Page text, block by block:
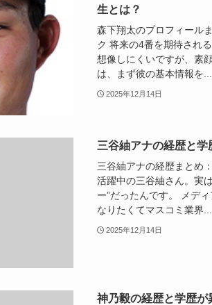
生とは？
森下翔太のプロフィール
ク 将来の4番を期待され
想像しにくいですが、素
は、まず彼の基本情報を...
2025年12月14日
三谷紬アナの経歴と学
三谷紬アナの経歴まとめ
活躍中の三谷紬さん。実
ー”だったんです。 メデ
なりたくてマスコミ業界...
2025年12月14日
神乃毅の経歴と学歴